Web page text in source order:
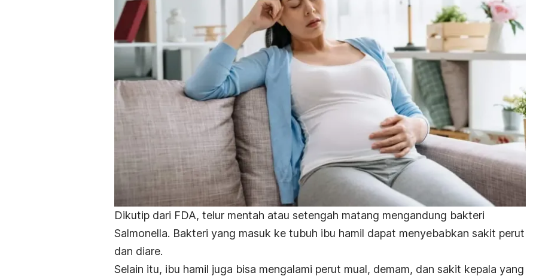
Dikutip dari FDA, telur mentah atau setengah matang mengandung bakteri
Salmonella. Bakteri yang masuk ke tubuh ibu hamil dapat menyebabkan sakit perut
dan diare.
Selain itu, ibu hamil juga bisa mengalami perut mual, demam, dan sakit kepala yang